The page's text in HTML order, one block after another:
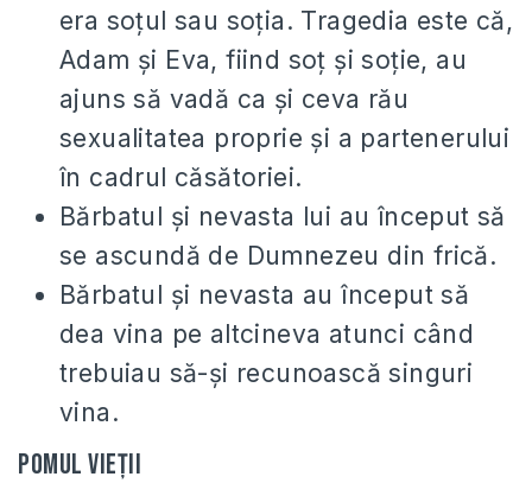
era soţul sau soţia. Tragedia este că,
Adam şi Eva, fiind soţ şi soţie, au
ajuns să vadă ca şi ceva rău
sexualitatea proprie şi a partenerului
în cadrul căsătoriei.
Bărbatul şi nevasta lui au început să
se ascundă de Dumnezeu din frică.
Bărbatul şi nevasta au început să
dea vina pe altcineva atunci când
trebuiau să-şi recunoască singuri
vina.
Pomul vieţii